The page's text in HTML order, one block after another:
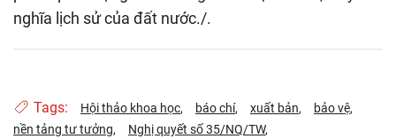
nghĩa lịch sử của đất nước./.
Tags: Hội thảo khoa học báo chí xuất bản
bảo vệ
nền tảng tư tưởng
Nghị quyết số 35/NQ/TW